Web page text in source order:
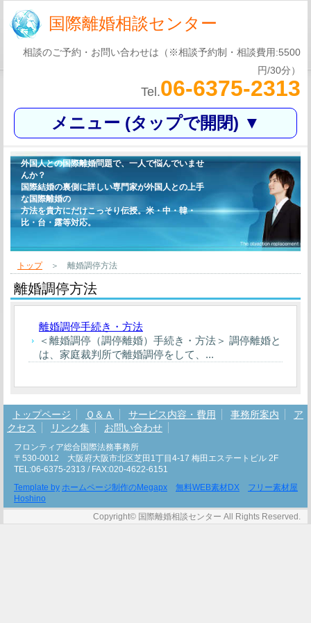
国際離婚相談センター
相談のご予約・お問い合わせは（※相談予約制・相談費用:5500
円/30分）
Tel.06-6375-2313
メニュー (タップで開閉) ▼
外国人との国際離婚問題で、一人で悩んでいませ
んか？
国際結婚の裏側に詳しい専門家が外国人との上手
な国際離婚の
方法を貴方にだけこっそり伝授。米・中・韓・
比・台・露等対応。
トップ＞ 離婚調停方法
離婚調停方法
離婚調停手続き・方法
＜離婚調停（調停離婚）手続き・方法＞ 調停離婚と
は、家庭裁判所で離婚調停をして、...
トップページ Ｑ＆Ａ サービス内容・費用 事務所案内
ア
クセス
リンク集 お問い合わせ
フロンティア総合国際法務事務所
〒530-0012 大阪府大阪市北区芝田1丁目4-17 梅田エステートビル 2F
TEL:06-6375-2313 / FAX:020-4622-6151
Template by ホームページ制作のMegapx 無料WEB素材DX
フリー素材屋
Hoshino
Copyright© 国際離婚相談センター All Rights Reserved.